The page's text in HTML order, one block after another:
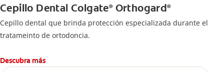
Cepillo Dental Colgate®Orthogard®
Cepillo dental que brinda protección especializada durante el
tratameinto de ortodoncia.
Descubra más